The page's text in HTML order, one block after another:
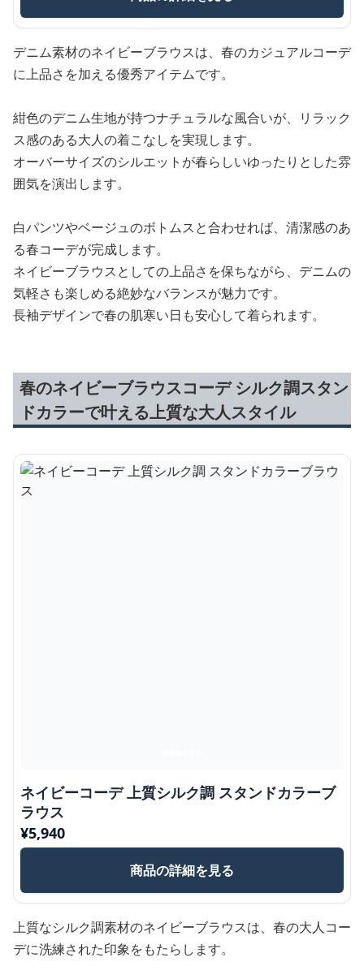
デニム素材のネイビーブラウスは、春のカジュアルコーデ
に上品さを加える優秀アイテムです。
紺色のデニム生地が持つナチュラルな風合いが、リラック
ス感のある大人の着こなしを実現します。
オーバーサイズのシルエットが春らしいゆったりとした雰
囲気を演出します。
白パンツやベージュのボトムスと合わせれば、清潔感のあ
る春コーデが完成します。
ネイビーブラウスとしての上品さを保ちながら、デニムの
気軽さも楽しめる絶妙なバランスが魅力です。
長袖デザインで春の肌寒い日も安心して着られます。
春のネイビーブラウスコーデ シルク調スタン
ドカラーで叶える上質な大人スタイル
ネイビーコーデ 上質シルク調 スタンドカラーブ
ラウス
¥5,940
商品の詳細を見る
上質なシルク調素材のネイビーブラウスは、春の大人コー
デに洗練された印象をもたらします。